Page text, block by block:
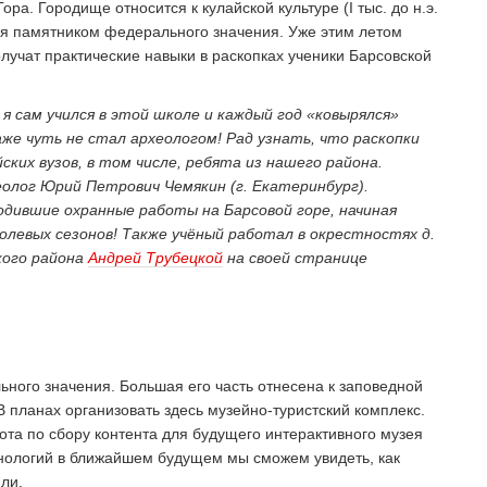
Городище относится к кулайской культуре (I тыс. до н.э.
памятником федерального значения. Уже этим летом
практические навыки в раскопках ученики Барсовской
учился в этой школе и каждый год «ковырялся»
чуть не стал археологом! Рад узнать, что раскопки
вузов, в том числе, ребята из нашего района.
Юрий Петрович Чемякин (г. Екатеринбург).
охранные работы на Барсовой горе, начиная
сезонов! Также учёный работал в окрестностях д.
района Андрей Трубецкой на своей странице
значения. Большая его часть отнесена к заповедной
организовать здесь музейно-туристский комплекс.
по сбору контента для будущего интерактивного музея
в ближайшем будущем мы сможем увидеть, как